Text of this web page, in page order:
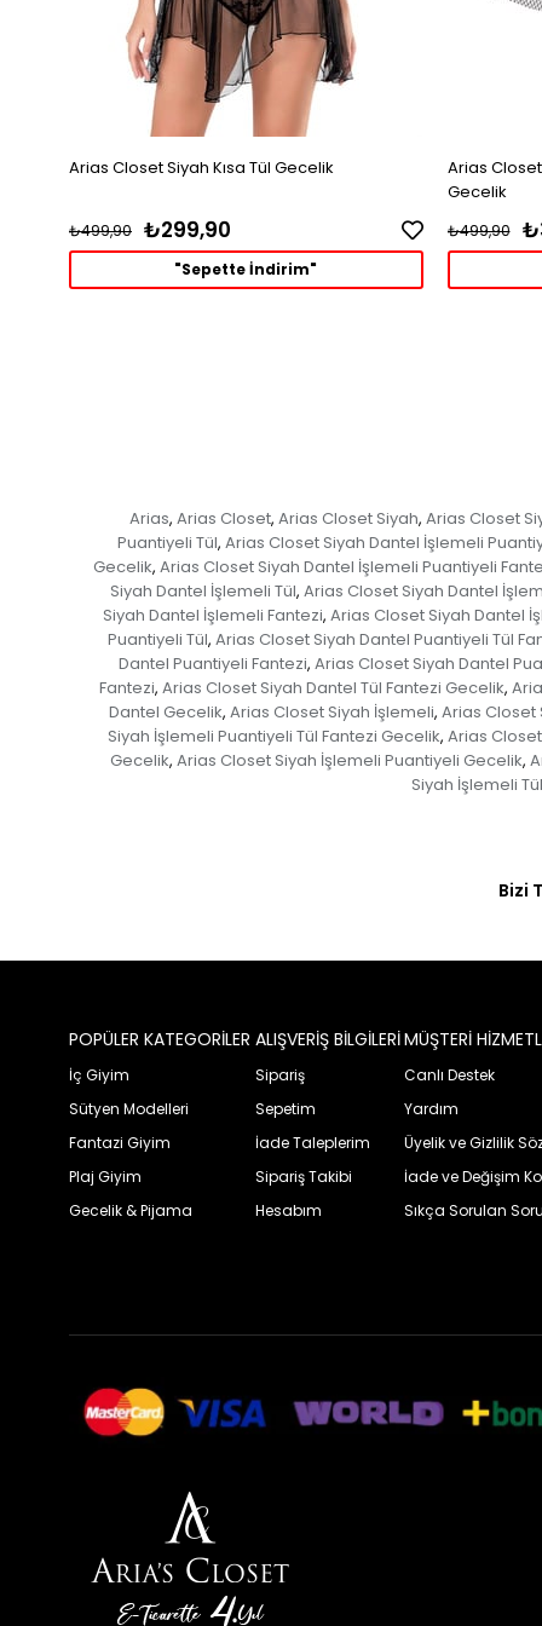
Arias Closet Siyah Kısa Tül Gecelik
₺299,90
₺499,90
"Sepette İndirim"
Arias
Gecelik
₺499,90
Arias, Arias Closet, Arias Closet Siyah, Arias Closet
Puantiyeli Tül, Arias Closet Siyah Dantel İşlemeli
Gecelik, Arias Closet Siyah Dantel İşlemeli Puantiyeli
Siyah Dantel İşlemeli Tül, Arias Closet Siyah Dantel
Siyah Dantel İşlemeli Fantezi, Arias Closet Siyah Dantel
Puantiyeli Tül, Arias Closet Siyah Dantel Puantiyeli Tül
Dantel Puantiyeli Fantezi, Arias Closet Siyah Dantel
Fantezi, Arias Closet Siyah Dantel Tül Fantezi Gecelik,
Dantel Gecelik, Arias Closet Siyah İşlemeli, Arias Closet
Siyah İşlemeli Puantiyeli Tül Fantezi Gecelik, Arias
Gecelik, Arias Closet Siyah İşlemeli Puantiyeli Gecelik,
Siyah İşlemeli
Bizi
POPÜLER KATEGORİLER
İç Giyim
Sütyen Modelleri
Fantazi Giyim
Plaj Giyim
Gecelik & Pijama
ALIŞVERİŞ BİLGİLERİ
Sipariş
Sepetim
İade Taleplerim
Sipariş Takibi
Hesabım
MÜŞTERİ
Canlı Destek
Yardım
Üyelik ve Gizlilik
İade ve Değişim
Sıkça Sorulan